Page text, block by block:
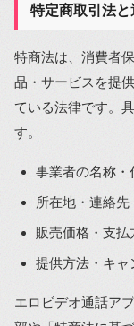
特定商取引法
特商法は、消費者
品・サービスを提
ている法律です。
す。
事業者の名称・
所在地・連絡先
販売価格・支払
提供方法・キャ
エロビデオ通話ア